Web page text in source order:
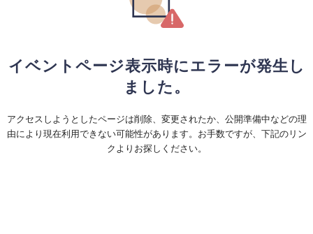
イベントページ表示時にエラーが発生し
ました。
アクセスしようとしたページは削除、変更されたか、公開準備中などの理
由により現在利用できない可能性があります。お手数ですが、下記のリン
クよりお探しください。